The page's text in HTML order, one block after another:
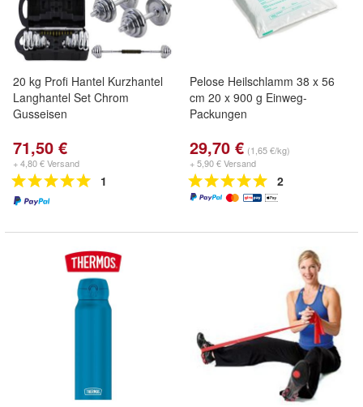
20 kg Profi Hantel Kurzhantel
Langhantel Set Chrom
Gusseisen
71,50 €
+ 4,80 € Versand
1
Pelose Heilschlamm 38 x 56
cm 20 x 900 g Einweg-
Packungen
29,70 € (1,65 €/kg)
+ 5,90 € Versand
2